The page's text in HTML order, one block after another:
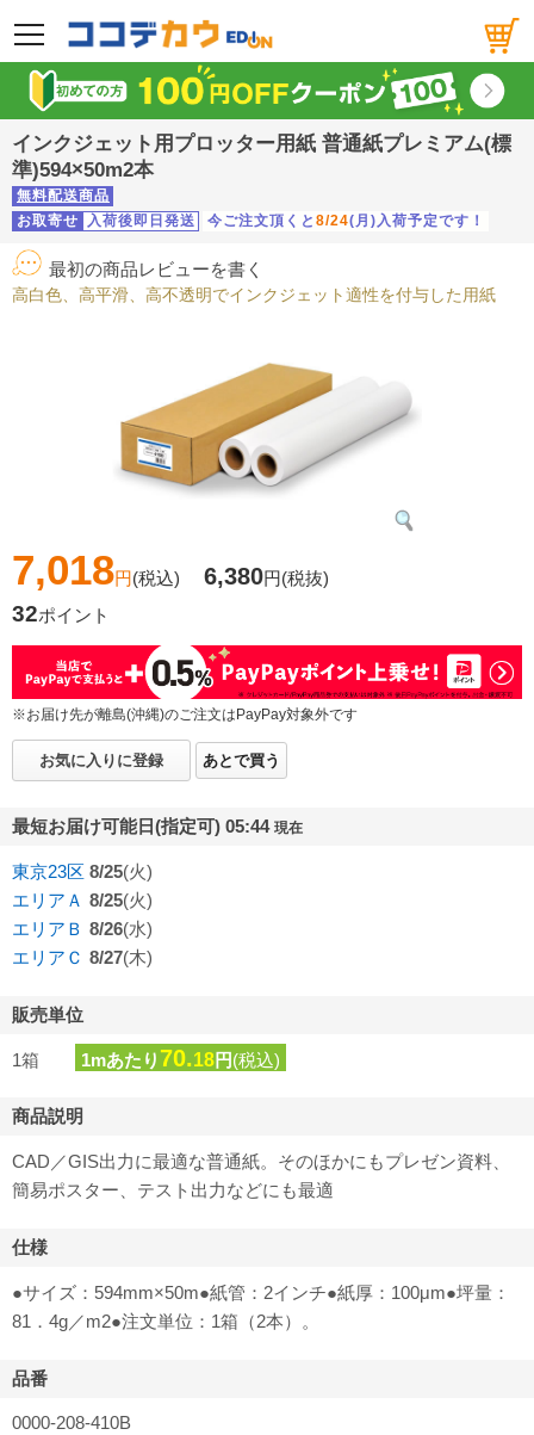
メニュー
インクジェット用プロッター用紙 普通紙プレミアム(標
準)594×50m2本
無料配送商品
お取寄せ
入荷後即日発送 今ご注文頂くと 8/24(月)入荷予定です！
最初の商品レビューを書く
高白色、高平滑、高不透明でインクジェット適性を付与した用紙
7,018円(税込) 6,380円(税抜)
32ポイント
※お届け先が離島(沖縄)のご注文はPayPay対象外です
お気に入りに登録 あとで買う
最短お届け可能日(指定可) 05:44 現在
東京23区 8/25(火)
エリアＡ 8/25(火)
エリアＢ 8/26(水)
エリアＣ 8/27(木)
販売単位
1箱 1mあたり 70.18円(税込)
商品説明
CAD／GIS出力に最適な普通紙。そのほかにもプレゼン資料、
簡易ポスター、テスト出力などにも最適
仕様
●サイズ：594mm×50m●紙管：2インチ●紙厚：100μm●坪量：
81．4g／m2●注文単位：1箱（2本）。
品番
0000-208-410B